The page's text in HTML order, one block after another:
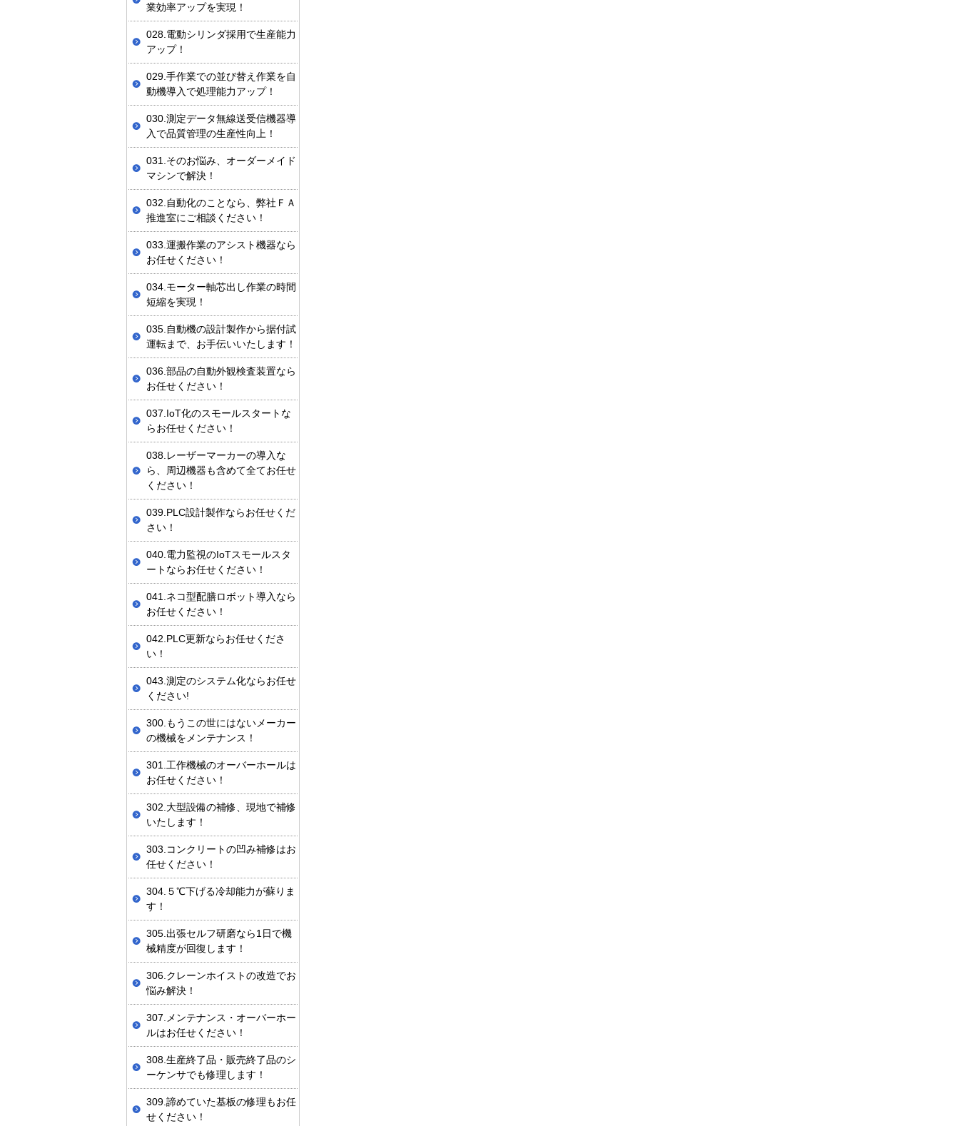
業効率アップを実現！
028.電動シリンダ採用で生産能力
アップ！
029.手作業での並び替え作業を自
動機導入で処理能力アップ！
030.測定データ無線送受信機器導
入で品質管理の生産性向上！
031.そのお悩み、オーダーメイド
マシンで解決！
032.自動化のことなら、弊社ＦＡ
推進室にご相談ください！
033.運搬作業のアシスト機器なら
お任せください！
034.モーター軸芯出し作業の時間
短縮を実現！
035.自動機の設計製作から据付試
運転まで、お手伝いいたします！
036.部品の自動外観検査装置なら
お任せください！
037.IoT化のスモールスタートな
らお任せください！
038.レーザーマーカーの導入な
ら、周辺機器も含めて全てお任せ
ください！
039.PLC設計製作ならお任せくだ
さい！
040.電力監視のIoTスモールスタ
ートならお任せください！
041.ネコ型配膳ロボット導入なら
お任せください！
042.PLC更新ならお任せくださ
い！
043.測定のシステム化ならお任せ
ください!
300.もうこの世にはないメーカー
の機械をメンテナンス！
301.工作機械のオーバーホールは
お任せください！
302.大型設備の補修、現地で補修
いたします！
303.コンクリートの凹み補修はお
任せください！
304.５℃下げる冷却能力が蘇りま
す！
305.出張セルフ研磨なら1日で機
械精度が回復します！
306.クレーンホイストの改造でお
悩み解決！
307.メンテナンス・オーバーホー
ルはお任せください！
308.生産終了品・販売終了品のシ
ーケンサでも修理します！
309.諦めていた基板の修理もお任
せください！